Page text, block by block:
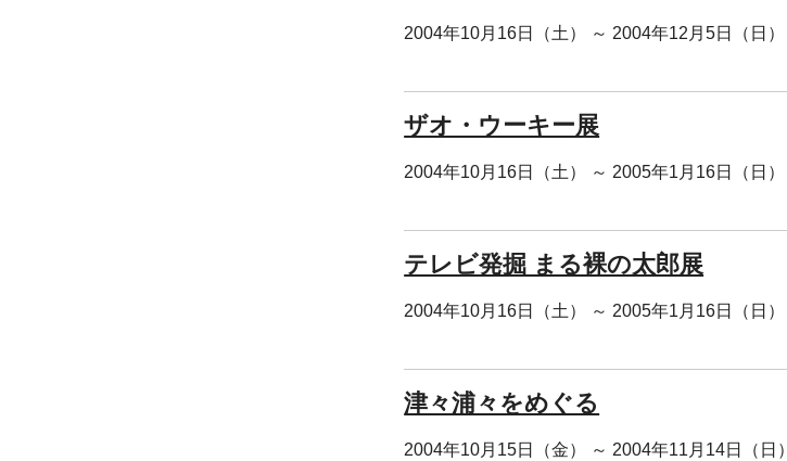
2004年10月16日（土） ～ 2004年12月5日（日）
ザオ・ウーキー展
2004年10月16日（土） ～ 2005年1月16日（日）
テレビ発掘 まる裸の太郎展
2004年10月16日（土） ～ 2005年1月16日（日）
津々浦々をめぐる
2004年10月15日（金） ～ 2004年11月14日（日）